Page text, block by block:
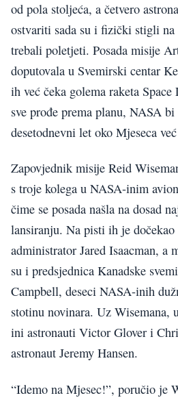
od pola stoljeća, a četvero
ostvariti sada su i fizički stigli na
trebali poletjeti. Posada misije
doputovala u Svemirski centar
ih već čeka golema raketa
sve prođe prema planu, NASA
desetodnevni let oko Mjeseca
Zapovjednik misije Reid
s troje kolega u NASA-inim
čime se posada našla na dosad
lansiranju. Na pisti ih je
administrator Jared Isaacman, a
su i predsjednica Kanadske
Campbell, deseci NASA-inih
stotinu novinara. Uz Wisemana,
ini astronauti Victor Glover i
astronaut Jeremy Hansen.
“Idemo na Mjesec!”, poručio je